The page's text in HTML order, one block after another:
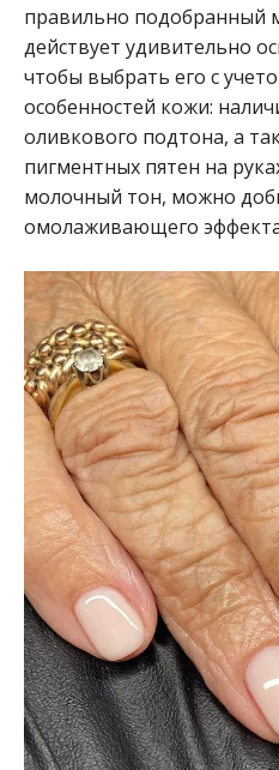
правильно подобранный
действует удивительно
чтобы выбрать его с
особенностей кожи:
оливкового подтона, а
пигментных пятен на
молочный тон, можно
омолаживающего